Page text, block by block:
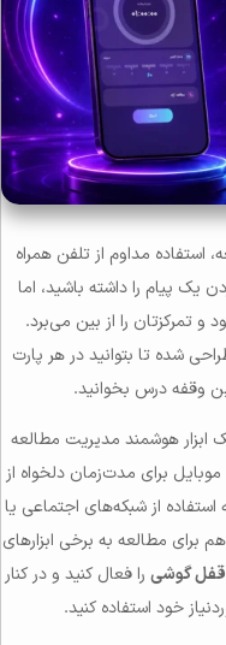
مداوم از تلفن همراه
پیام را داشته باشید، اما
تمرکزتان را از بین می‌برد.
شده تا بتوانید در هر پارت
وقفه درس بخوانید.
ابزار هوشمند مدیریت مطالعه
برای مدت‌زمان دلخواه از
از شبکه‌های اجتماعی یا
برای مطالعه به برخی ابزارهای
قفل گوشی را فعال کنید و در کنار
خود استفاده کنید.